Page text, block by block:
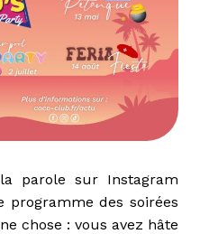
parole sur Instagram
programme des soirées
chose : vous avez hâte